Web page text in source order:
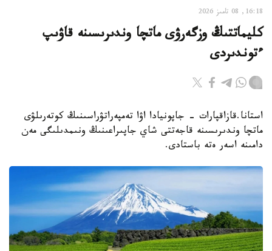
16:18, 08 تامىز 2026
كليماتتىڭ وزگەرۋى ماتچا وندىرىسىنە قاۋىپ
ءتوندىردى
استانا.قازاقپارات - جاپونيادا اۋا تەمپەراتۋراسىنىڭ كوتەرىلۋى
ماتچا وندىرىسىنە قاجەتتى شاي جاپىراعىنىڭ ونىمدىلىگى مەن
دامىنە اسەر ەتە باستادى.